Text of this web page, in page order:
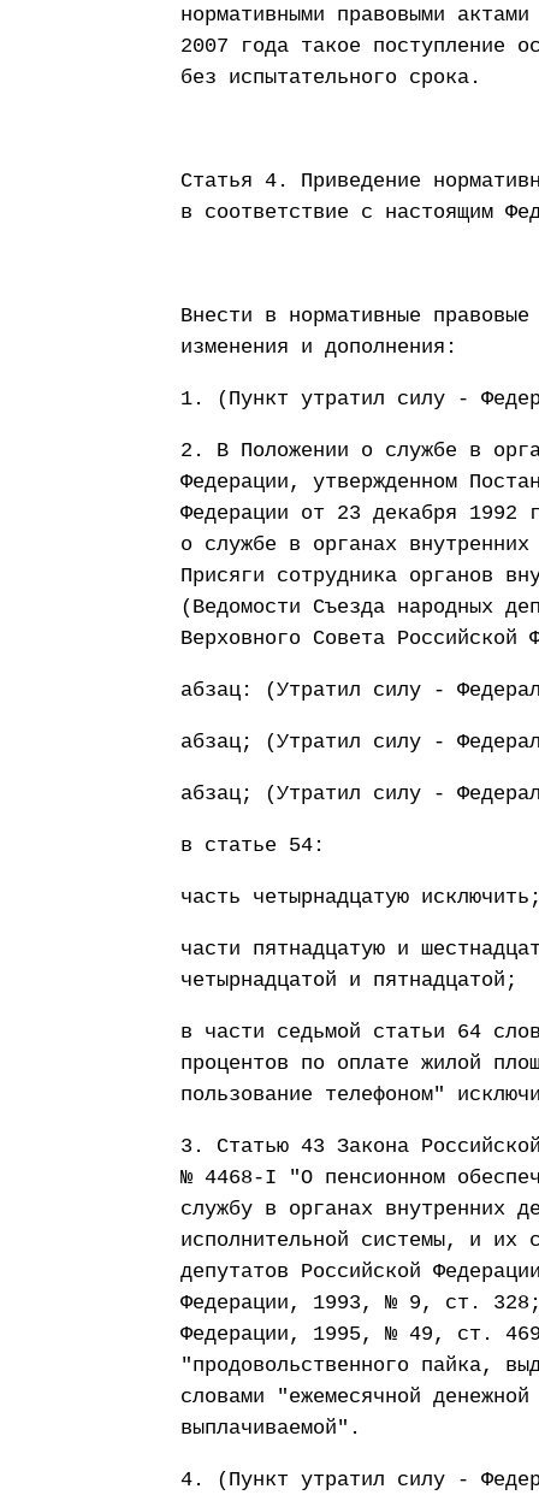
нормативными правовыми
2007 года такое поступление
без испытательного срока.
Статья 4. Приведение
в соответствие с настоящим
Внести в нормативные
изменения и дополнения:
1. (Пункт утратил силу -
2. В Положении о службе в
Федерации, утвержденном
Федерации от 23 декабря 1992
о службе в органах
Присяги сотрудника органов
(Ведомости Съезда народных
Верховного Совета
абзац: (Утратил силу -
абзац; (Утратил силу -
абзац; (Утратил силу -
в статье 54:
часть четырнадцатую
части пятнадцатую и
четырнадцатой и пятнадцатой;
в части седьмой статьи 64
процентов по оплате жилой
пользование телефоном"
3. Статью 43 Закона
№ 4468-I "О пенсионном
службу в органах внутренних
исполнительной системы, и их
депутатов Российской
Федерации, 1993, № 9, ст. 328;
Федерации, 1995, № 49, ст.
"продовольственного пайка,
словами "ежемесячной
выплачиваемой".
4. (Пункт утратил силу -